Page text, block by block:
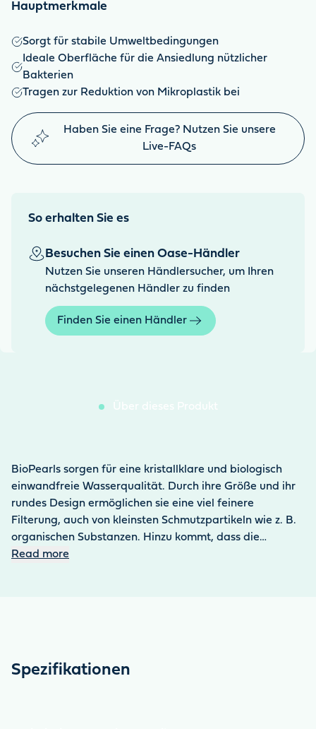
Hauptmerkmale
Sorgt für stabile Umweltbedingungen
Ideale Oberfläche für die Ansiedlung nützlicher
Bakterien
Tragen zur Reduktion von Mikroplastik bei
Haben Sie eine Frage? Nutzen Sie unsere
Live-FAQs
So erhalten Sie es
Besuchen Sie einen Oase-Händler
Nutzen Sie unseren Händlersucher, um Ihren
nächstgelegenen Händler zu finden
Finden Sie einen Händler
Über dieses Produkt
BioPearls sorgen für eine kristallklare und biologisch
einwandfreie Wasserqualität. Durch ihre Größe und ihr
rundes Design ermöglichen sie eine viel feinere
Filterung, auch von kleinsten Schmutzpartikeln wie z. B.
organischen Substanzen. Hinzu kommt, dass die
BioPearls rein natürlichen Ursprungs sind. Damit bieten
Read more
Spezifikationen